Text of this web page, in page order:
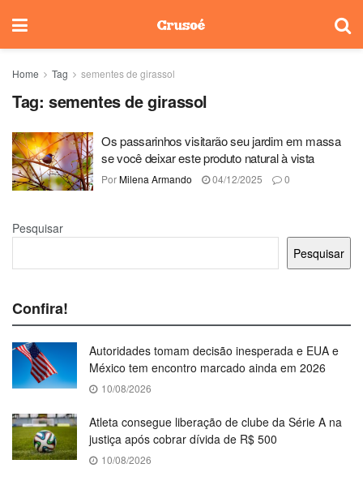
Home Tag sementes de girassol
Tag: sementes de girassol
Os passarinhos visitarão seu jardim em massa
se você deixar este produto natural à vista
PorMilena Armando 04/12/2025 0
Pesquisar
Pesquisar
Confira!
Autoridades tomam decisão inesperada e EUA e
México tem encontro marcado ainda em 2026
10/08/2026
Atleta consegue liberação de clube da Série A na
justiça após cobrar dívida de R$ 500
10/08/2026